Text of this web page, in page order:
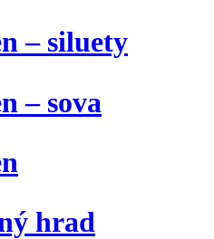
– siluety
– sova
hrad